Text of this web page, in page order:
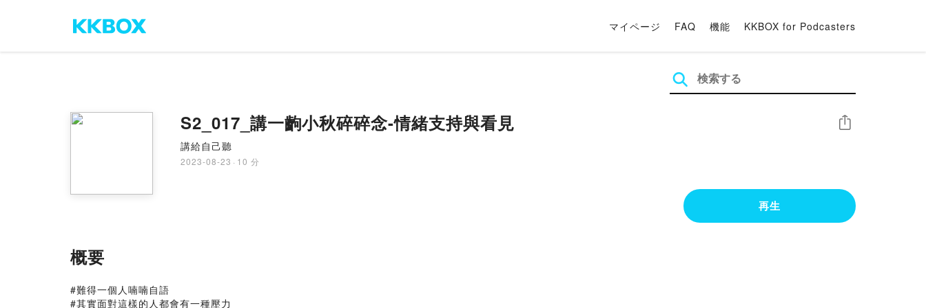
マイページ FAQ 機能 KKBOX for Podcasters
S2_017_講一齣小秋碎碎念-情緒支持與看見
講給自己聽
2023-08-23 · 10 分
シェア
再生
概要
#難得一個人喃喃自語⁡
#其實面對這樣的人都會有一種壓力⁡